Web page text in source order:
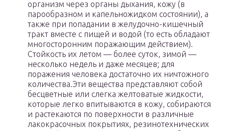
организм через органы дыхания, кожу (в
парообразном и капельножидком состоянии), а
также при попадании в желудочно-кишечный
тракт вместе с пищей и водой (то есть обладают
многосторонним поражающим действием).
Стойкость их летом — более суток, зимой —
несколько недель и даже месяцев; для
поражения человека достаточно их ничтожного
количества.Эти вещества представляют собой
бесцветные или слегка желтоватые жидкости,
которые легко впитываются в кожу, собираются
и растекаются по поверхности в различные
лакокрасочных покрытиях, резинотехнических